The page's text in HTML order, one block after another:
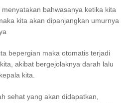
bahwasanya ketika kita
kita akan dipanjangkan umurnya
bepergian maka otomatis terjadi
akibat bergejolaknya darah lalu
kita.
sehat yang akan didapatkan,